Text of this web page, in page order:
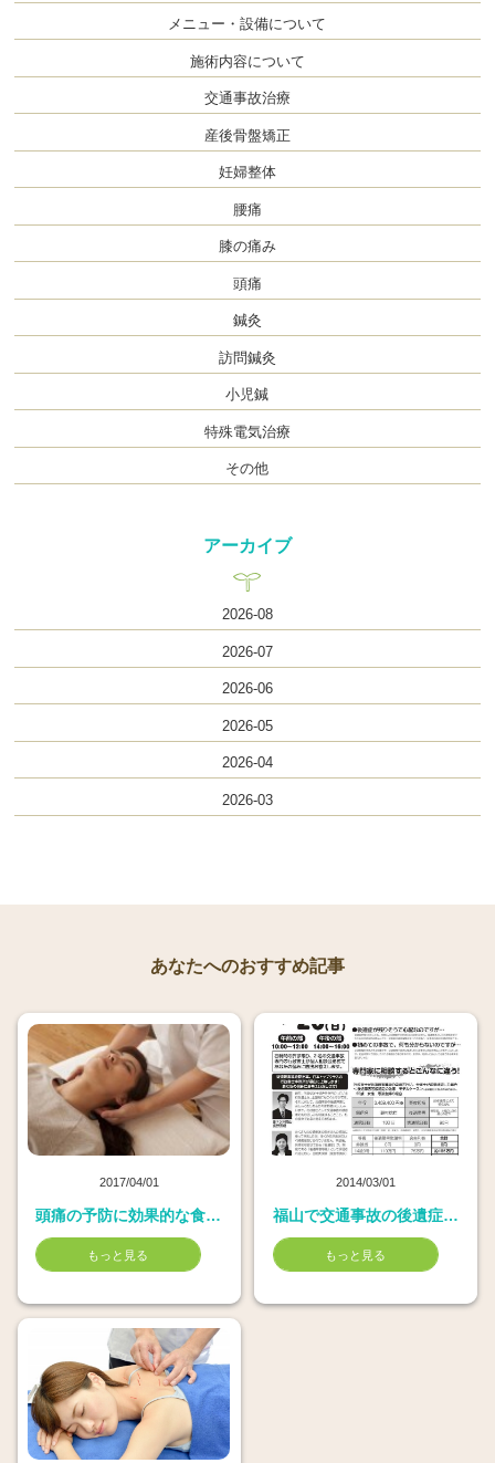
メニュー・設備について
施術内容について
交通事故治療
産後骨盤矯正
妊婦整体
腰痛
膝の痛み
頭痛
鍼灸
訪問鍼灸
小児鍼
特殊電気治療
その他
アーカイブ
2026-08
2026-07
2026-06
2026-05
2026-04
2026-03
あなたへのおすすめ記事
2017/04/01
頭痛の予防に効果的な食事とは
もっと見る
2014/03/01
福山で交通事故の後遺症や慰謝料、補償に関する無料相談会を開きます。
もっと見る